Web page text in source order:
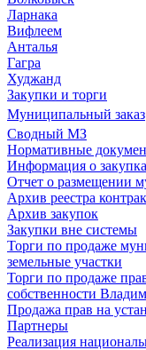
Ларнака
Вифлеем
Анталья
Гагра
Худжанд
Закупки и торги
Муниципальный заказ
Сводный МЗ
Нормативные
Информация о
Отчет о размещении
Архив реестра
Архив закупок
Закупки вне системы
Торги по продаже
земельные участки
Торги по продаже
собственности
Продажа прав на
Партнеры
Реализация